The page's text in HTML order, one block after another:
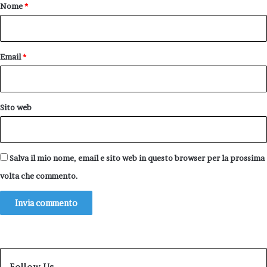
o
Nome*
Email*
Sito web
Salva il mio nome, email e sito web in questo browser per la prossima
volta che commento.